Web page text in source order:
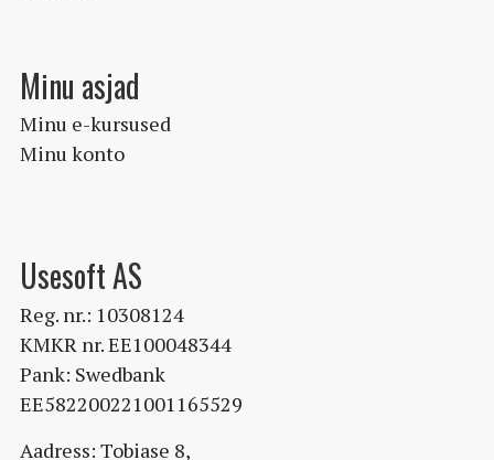
Minu asjad
Minu e-kursused
Minu konto
Usesoft AS
Reg. nr.: 10308124
KMKR nr. EE100048344
Pank: Swedbank
EE582200221001165529
Aadress: Tobiase 8,